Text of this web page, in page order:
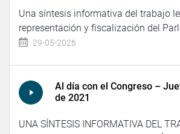
Una síntesis informativa del trabajo
representación y fiscalización del
29-05-2026
Al día con el Congreso –
de 2021
UNA SÍNTESIS INFORMATIVA DEL